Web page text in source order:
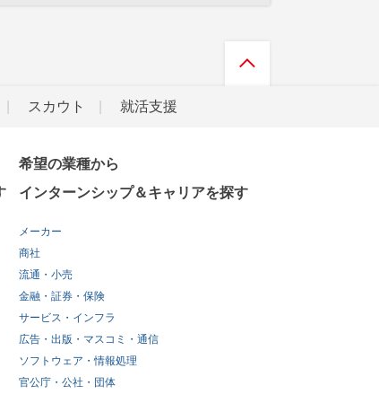
スカウト 就活支援
希望の業種から
インターンシップ＆キャリアを探す
メーカー
商社
流通・小売
金融・証券・保険
サービス・インフラ
広告・出版・マスコミ・通信
ソフトウェア・情報処理
官公庁・公社・団体